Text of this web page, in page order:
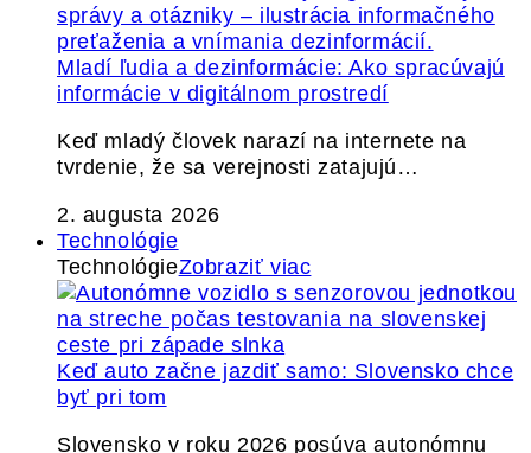
Mladí ľudia a dezinformácie: Ako spracúvajú
informácie v digitálnom prostredí
Keď mladý človek narazí na internete na
tvrdenie, že sa verejnosti zatajujú…
2. augusta 2026
Technológie
TechnológieZobraziť viac
Keď auto začne jazdiť samo: Slovensko chce
byť pri tom
Slovensko v roku 2026 posúva autonómnu